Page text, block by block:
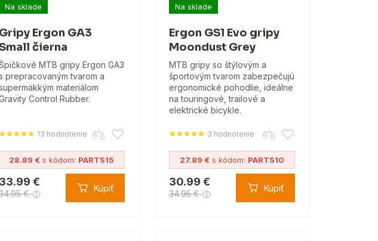
Na sklade
Gripy Ergon GA3
čierna
Špičkové MTB gripy Ergon GA3
prepracovaným tvarom a
materiálom
Control Rubber.
13 hodnotenie
28.89 € s kódom: PARTS15
33.99 €
€ Kúpiť
Na sklade
Ergon GS1 Evo gripy
Moondust Grey
MTB gripy so štýlovým a
športovým tvarom zabezpečujú
ergonomické pohodlie, ideálne
na touringové, trailové a
elektrické bicykle.
3 hodnotenie
27.89 €s kódom: PARTS10
30.99 €
34.95 € Kúpiť